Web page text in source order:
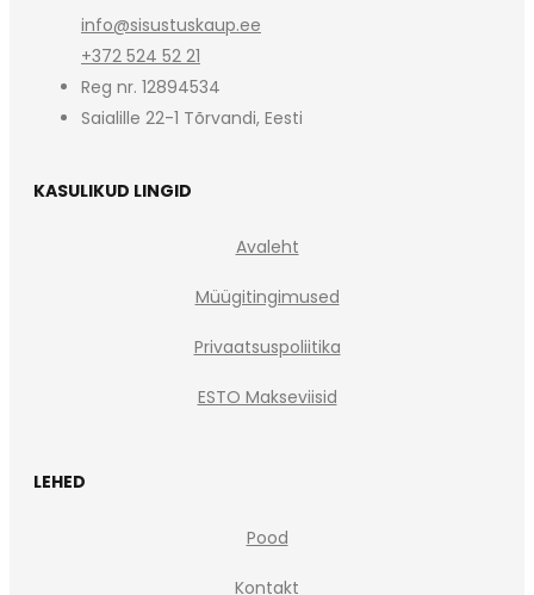
info@sisustuskaup.ee
+372 524 52 21
Reg nr. 12894534
Saialille 22-1 Tõrvandi, Eesti
KASULIKUD LINGID
Avaleht
Müügitingimused
Privaatsuspoliitika
ESTO Makseviisid
LEHED
Pood
Kontakt